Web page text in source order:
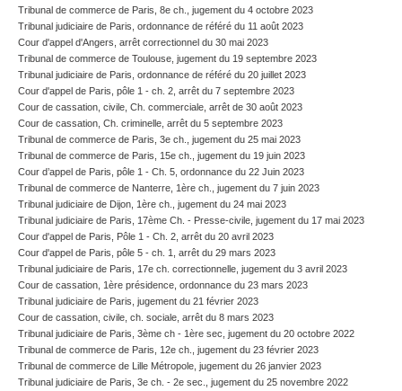
Tribunal de commerce de Paris, 8e ch., jugement du 4 octobre 2023
Tribunal judiciaire de Paris, ordonnance de référé du 11 août 2023
Cour d'appel d'Angers, arrêt correctionnel du 30 mai 2023
Tribunal de commerce de Toulouse, jugement du 19 septembre 2023
Tribunal judiciaire de Paris, ordonnance de référé du 20 juillet 2023
Cour d'appel de Paris, pôle 1 - ch. 2, arrêt du 7 septembre 2023
Cour de cassation, civile, Ch. commerciale, arrêt de 30 août 2023
Cour de cassation, Ch. criminelle, arrêt du 5 septembre 2023
Tribunal de commerce de Paris, 3e ch., jugement du 25 mai 2023
Tribunal de commerce de Paris, 15e ch., jugement du 19 juin 2023
Cour d’appel de Paris, pôle 1 - Ch. 5, ordonnance du 22 Juin 2023
Tribunal de commerce de Nanterre, 1ère ch., jugement du 7 juin 2023
Tribunal judiciaire de Dijon, 1ère ch., jugement du 24 mai 2023
Tribunal judiciaire de Paris, 17ème Ch. - Presse-civile, jugement du 17 mai 2023
Cour d'appel de Paris, Pôle 1 - Ch. 2, arrêt du 20 avril 2023
Cour d'appel de Paris, pôle 5 - ch. 1, arrêt du 29 mars 2023
Tribunal judiciaire de Paris, 17e ch. correctionnelle, jugement du 3 avril 2023
Cour de cassation, 1ère présidence, ordonnance du 23 mars 2023
Tribunal judiciaire de Paris, jugement du 21 février 2023
Cour de cassation, civile, ch. sociale, arrêt du 8 mars 2023
Tribunal judiciaire de Paris, 3ème ch - 1ère sec, jugement du 20 octobre 2022
Tribunal de commerce de Paris, 12e ch., jugement du 23 février 2023
Tribunal de commerce de Lille Métropole, jugement du 26 janvier 2023
Tribunal judiciaire de Paris, 3e ch. - 2e sec., jugement du 25 novembre 2022